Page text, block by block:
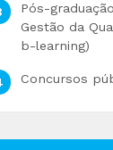
Pós-
Gestão da
b-learning)
Concursos